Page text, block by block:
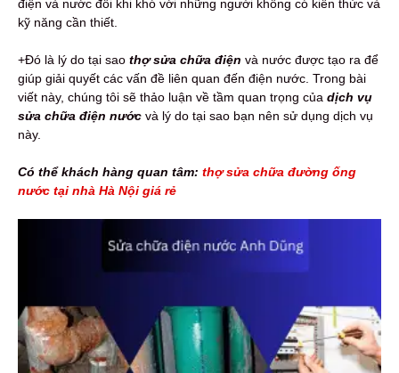
điện và nước đôi khi khó với những người không có kiến thức và
kỹ năng cần thiết.
+Đó là lý do tại sao thợ sửa chữa điện và nước được tạo ra để
giúp giải quyết các vấn đề liên quan đến điện nước. Trong bài
viết này, chúng tôi sẽ thảo luận về tầm quan trọng của dịch vụ
sửa chữa điện nước và lý do tại sao bạn nên sử dụng dịch vụ
này.
Có thể khách hàng quan tâm: thợ sửa chữa đường ống
nước tại nhà Hà Nội giá rẻ